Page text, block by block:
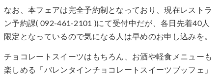
なお、本フェアは完全予約制となっており、現在レストラ
ン予約課( 092-461-2101 )にて受付中だが、各日先着40人
限定となっているので気になる人は早めのお申し込みを。
チョコレートスイーツはもちろん、お酒や軽食メニューも
楽しめる「バレンタインチョコレートスイーツブッフェ」